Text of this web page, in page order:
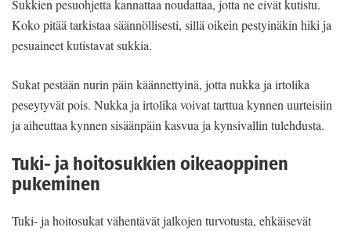
Sukkien pesuohjetta kannattaa noudattaa, jotta ne eivät kutistu.
Koko pitää tarkistaa säännöllisesti, sillä oikein pestyinäkin hiki ja
pesuaineet kutistavat sukkia.
Sukat pestään nurin päin käännettyinä, jotta nukka ja irtolika
peseytyvät pois. Nukka ja irtolika voivat tarttua kynnen uurteisiin
ja aiheuttaa kynnen sisäänpäin kasvua ja kynsivallin tulehdusta.
Tuki- ja hoitosukkien oikeaoppinen
pukeminen
Tuki- ja hoitosukat vähentävät jalkojen turvotusta, ehkäisevät